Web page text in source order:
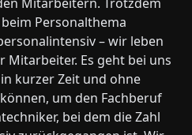
Personalthema
– wir leben
Mitarbeiter. Es geht bei uns
kurzer Zeit und ohne
um den Fachberuf
bei dem die Zahl